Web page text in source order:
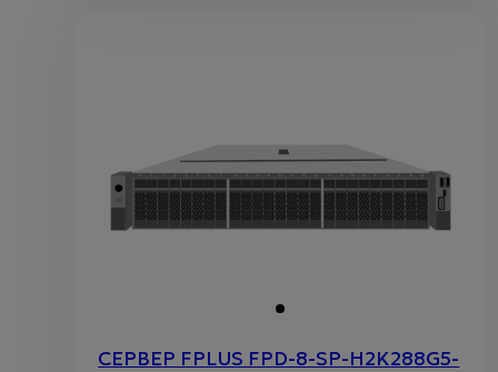
СЕРВЕР FPLUS FPD-8-SP-H2K288G5-